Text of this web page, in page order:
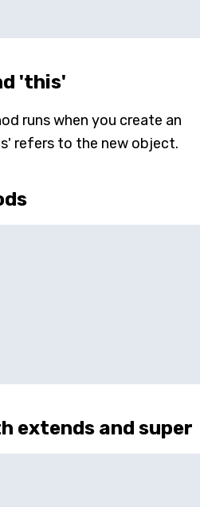
'this'
runs when you create an
refers to the new object.
extends and super